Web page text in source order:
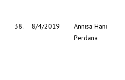
38. 8/4/2019
Annisa Hani
Perdana